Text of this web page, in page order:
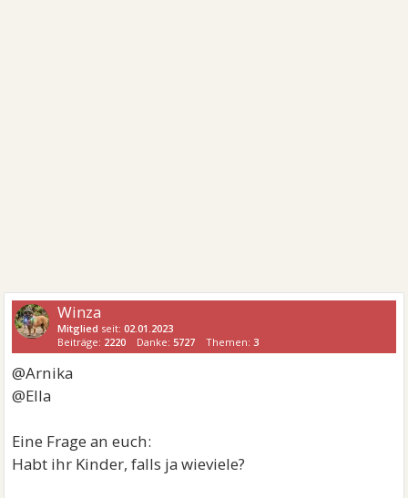
Winza
Mitglied seit:02.01.2023
Beiträge: 2220 Danke:5727 Themen:3
@Arnika
@Ella
Eine Frage an euch:
Habt ihr Kinder, falls ja wieviele?